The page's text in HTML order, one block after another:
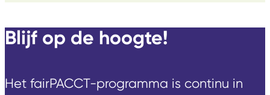
Blijf op de hoogte!
Het fairPACCT-programma is continu in